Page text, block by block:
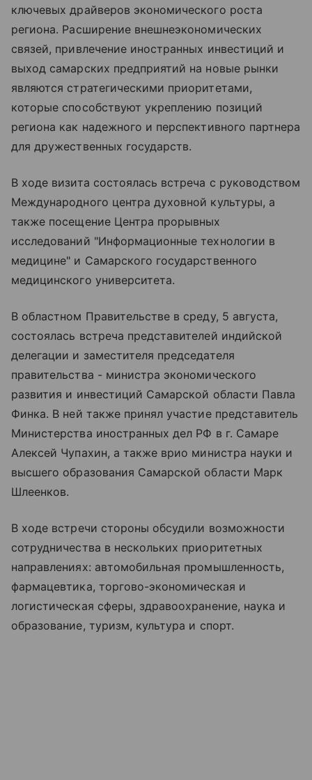
ключевых драйверов экономического роста
региона. Расширение внешнеэкономических
связей, привлечение иностранных инвестиций и
выход самарских предприятий на новые рынки
являются стратегическими приоритетами,
которые способствуют укреплению позиций
региона как надежного и перспективного партнера
для дружественных государств.
В ходе визита состоялась встреча с руководством
Международного центра духовной культуры, а
также посещение Центра прорывных
исследований "Информационные технологии в
медицине" и Самарского государственного
медицинского университета.
В областном Правительстве в среду, 5 августа,
состоялась встреча представителей индийской
делегации и заместителя председателя
правительства - министра экономического
развития и инвестиций Самарской области Павла
Финка. В ней также принял участие представитель
Министерства иностранных дел РФ в г. Самаре
Алексей Чупахин, а также врио министра науки и
высшего образования Самарской области Марк
Шлеенков.
В ходе встречи стороны обсудили возможности
сотрудничества в нескольких приоритетных
направлениях: автомобильная промышленность,
фармацевтика, торгово-экономическая и
логистическая сферы, здравоохранение, наука и
образование, туризм, культура и спорт.